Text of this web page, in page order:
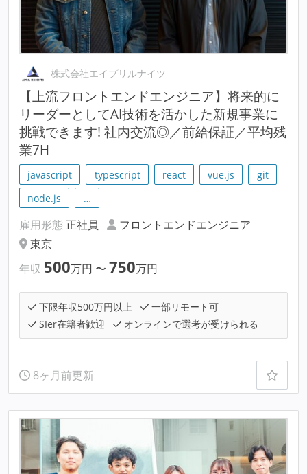
株式会社エイプリルナイツ
【上流フロントエンドエンジニア】将来的に
リーダーとしてAI技術を活かした新規事業に
挑戦できます! 社内交流◎／前給保証／平均残
業7H
javascript typescript react vue.js
git
node.js
…
雇用形態 正社員
フロントエンドエンジニア
東京
年収 500万円 〜 750万円
下限年収500万円以上
一部リモート可
SIer在籍者歓迎
オンラインで選考が受けられる
8ヶ月前更新